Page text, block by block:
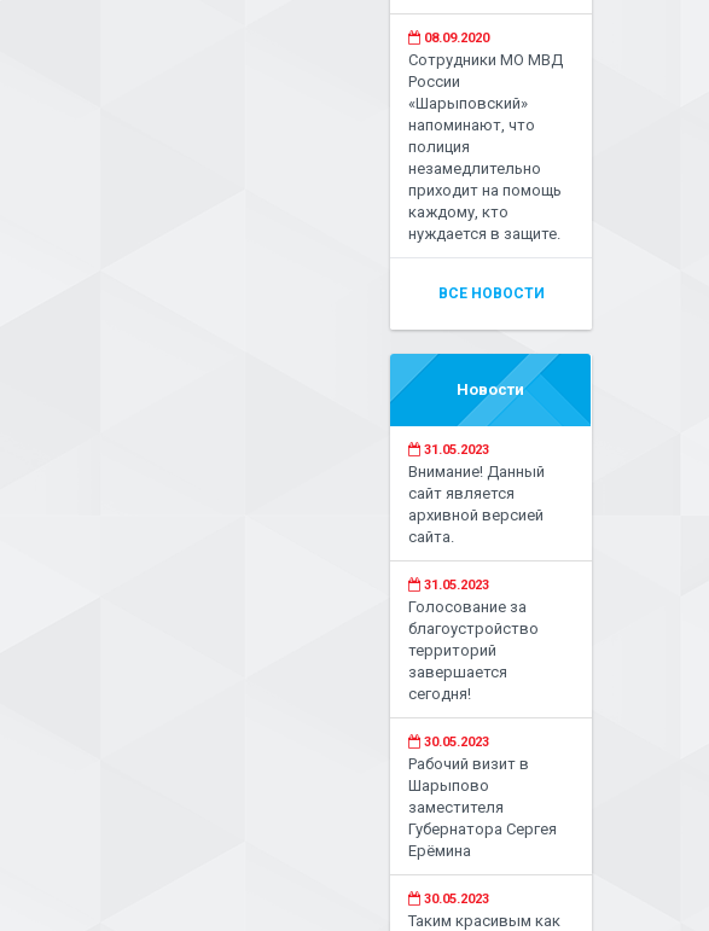
08.09.2020
Сотрудники МО МВД
России
«Шарыповский»
напоминают, что
полиция
незамедлительно
приходит на помощь
каждому, кто
нуждается в защите.
ВСЕ НОВОСТИ
Новости
31.05.2023
Внимание! Данный
сайт является
архивной версией
сайта.
31.05.2023
Голосование за
благоустройство
территорий
завершается
сегодня!
30.05.2023
Рабочий визит в
Шарыпово
заместителя
Губернатора Сергея
Ерёмина
30.05.2023
Таким красивым как